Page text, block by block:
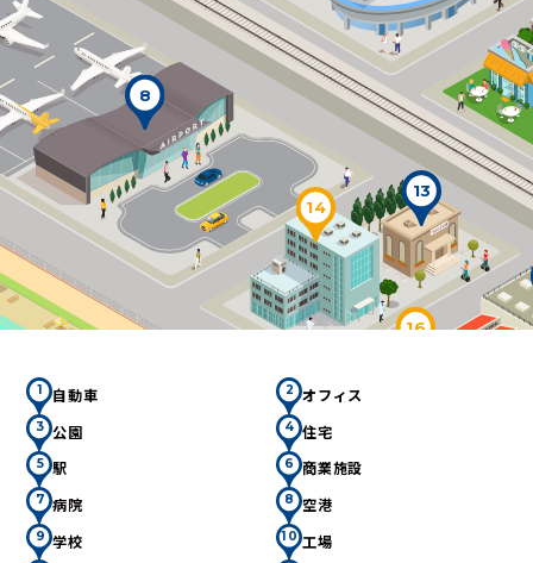
8
14
13
16
1 自動車 2 オフィス
3 公園 4 住宅
5 駅 6 商業施設
7 病院 8 空港
9 学校 10 工場
フロアマット
当社の主要事業の一つとして自動車用フロアマットの生
産も行っています。
靴に付着した汚れをキャッチし、車内を清潔に保つ役割
があります。
高級感・機能性・安全性などを追求した開発を行ってお
り、自動車メーカー各社の純正品として採用されていま
す。
世界６か国（日本、アメリカ、メキシコ、中国、タイ、
ドイツ）に生産・販売拠点を設けており、グローバルな